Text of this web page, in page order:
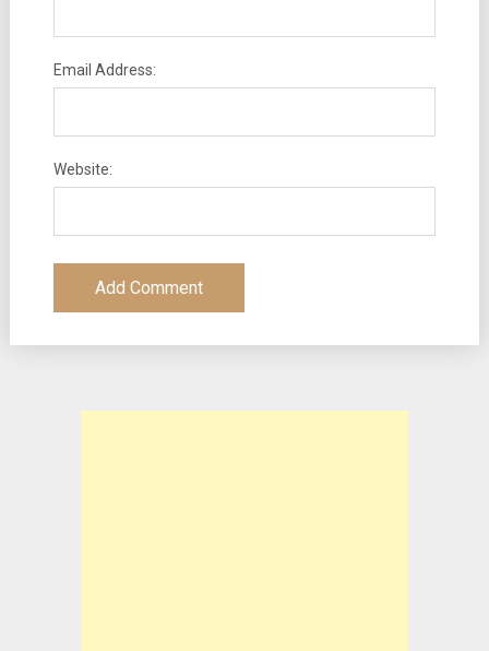
Email Address:
Website: